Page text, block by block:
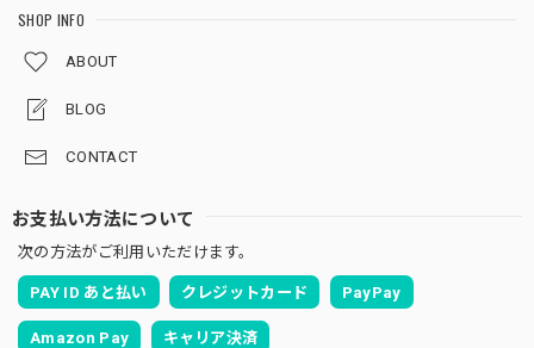
SHOP INFO
ABOUT
BLOG
CONTACT
お支払い方法について
次の方法がご利用いただけます。
PAY ID あと払い クレジットカード PayPay
Amazon Pay キャリア決済